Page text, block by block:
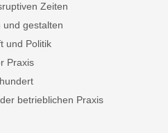
Zeiten
und gestalten
und Politik
Praxis
betrieblichen Praxis